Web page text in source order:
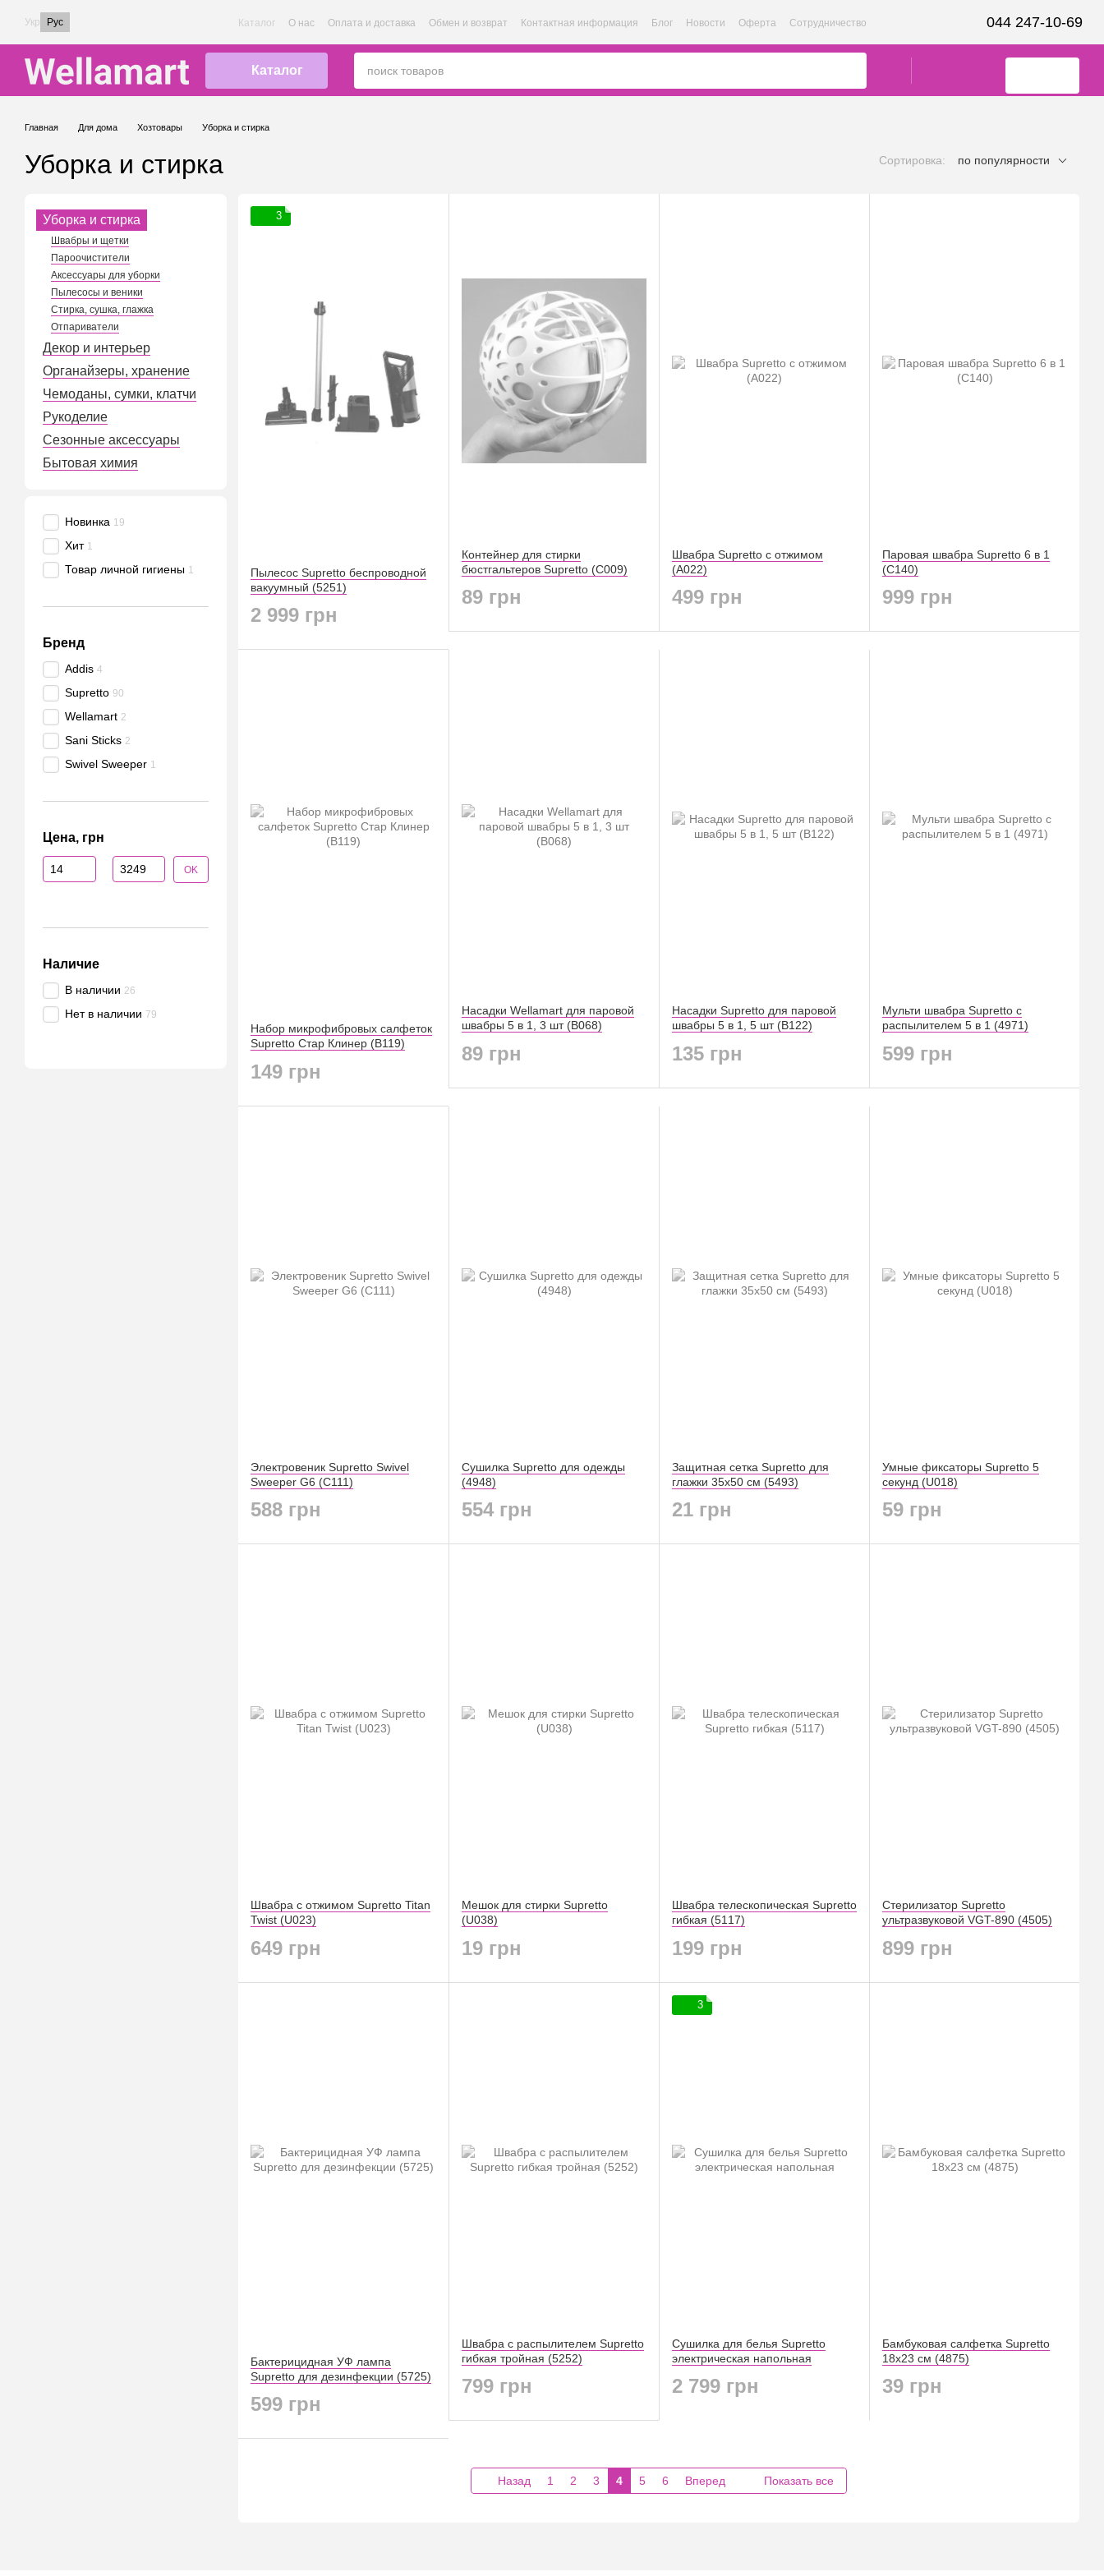
Перейти к основному контенту
Укр Рус Каталог О нас Оплата и доставка Обмен и возврат Контактная информация Блог Новости Оферта Сотрудничество 044 247-10-69
Каталог
Главная Для дома Хозтовары Уборка и стирка
Уборка и стирка Сортировка: по популярности
3
Пылесос Supretto беспроводной
вакуумный (5251)
2 999 грн
Контейнер для стирки
бюстгальтеров Supretto (C009)
89 грн
Швабра Supretto с отжимом
(A022)
499 грн
Паровая швабра Supretto 6 в 1
(C140)
999 грн
Набор микрофибровых салфеток
Supretto Стар Клинер (B119)
149 грн
Насадки Wellamart для паровой
швабры 5 в 1, 3 шт (B068)
89 грн
Насадки Supretto для паровой
швабры 5 в 1, 5 шт (B122)
135 грн
Мульти швабра Supretto с
распылителем 5 в 1 (4971)
599 грн
Электровеник Supretto Swivel
Sweeper G6 (C111)
588 грн
Сушилка Supretto для одежды
(4948)
554 грн
Защитная сетка Supretto для
глажки 35x50 см (5493)
21 грн
Умные фиксаторы Supretto 5
секунд (U018)
59 грн
Швабра с отжимом Supretto Titan
Twist (U023)
649 грн
Мешок для стирки Supretto
(U038)
19 грн
Швабра телескопическая Supretto
гибкая (5117)
199 грн
Стерилизатор Supretto
ультразвуковой VGT-890 (4505)
899 грн
Бактерицидная УФ лампа
Supretto для дезинфекции (5725)
599 грн
Швабра с распылителем Supretto
гибкая тройная (5252)
799 грн
3
Сушилка для белья Supretto
электрическая напольная
2 799 грн
Бамбуковая салфетка Supretto
18х23 см (4875)
39 грн
Назад 1 2 3 4 5 6 Вперед Показать все
Уборка и стирка
Швабры и щетки
Пароочистители
Аксессуары для уборки
Пылесосы и веники
Стирка, сушка, глажка
Отпариватели
Декор и интерьер
Органайзеры, хранение
Чемоданы, сумки, клатчи
Рукоделие
Сезонные аксессуары
Бытовая химия
Новинка 19
Хит 1
Товар личной гигиены 1
Бренд
Addis 4
Supretto 90
Wellamart 2
Sani Sticks 2
Swivel Sweeper 1
Цена, грн
От Цена, грн
До Цена, грн
OK
Наличие
В наличии 26
Нет в наличии 79